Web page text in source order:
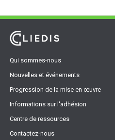
Qui sommes-nous
Nouvelles et événements
Progression de la mise en œuvre
Informations sur l'adhésion
Centre de ressources
Contactez-nous